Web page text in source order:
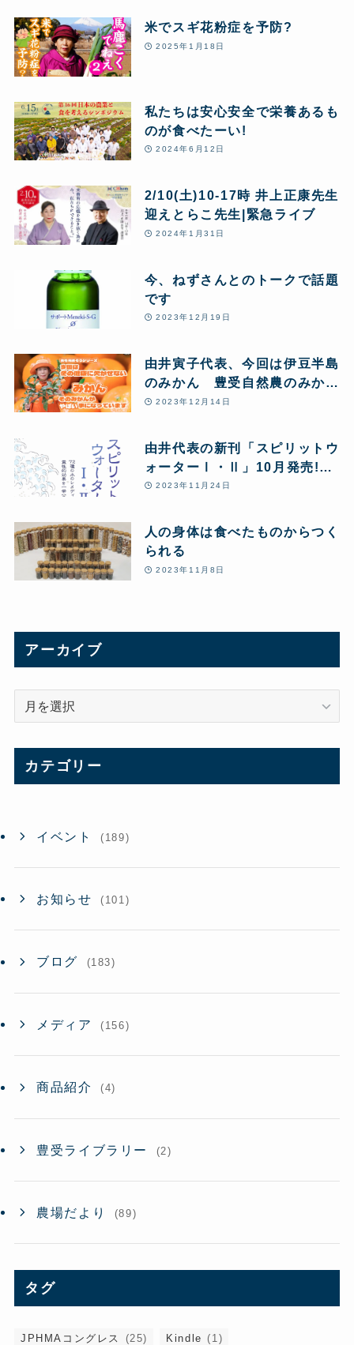
米でスギ花粉症を予防?
2025年1月18日
私たちは安心安全で栄養あるも
のが食べたーい!
2024年6月12日
2/10(土)10-17時 井上正康先生
迎えとらこ先生|緊急ライブ
2024年1月31日
今、ねずさんとのトークで話題
です
2023年12月19日
由井寅子代表、今回は伊豆半島
のみかん 豊受自然農のみかん
農場からお送りします♪
2023年12月14日
由井代表の新刊「スピリットウ
ォーターⅠ・Ⅱ」10月発売!
「毒と私」Kindle版 99円で復
2023年11月24日
人の身体は食べたものからつく
られる
2023年11月8日
アーカイブ
ブ
カテゴリー
イベント (189)
お知らせ (101)
ブログ (183)
メディア (156)
商品紹介 (4)
豊受ライブラリー (2)
農場だより (89)
タグ
JPHMAコングレス (25) Kindle (1)